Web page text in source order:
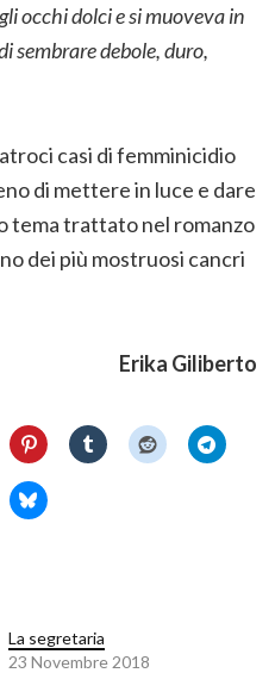
occhi dolci e si muoveva in
sembrare debole, duro,
casi di femminicidio
di mettere in luce e dare
tema trattato nel romanzo
dei più mostruosi cancri
Erika Giliberto
La segretaria
23 Novembre 2018